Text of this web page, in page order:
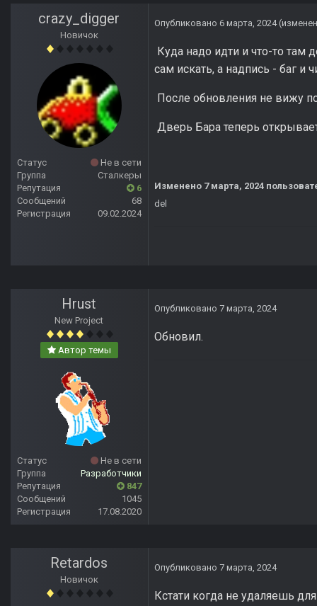
crazy_digger
Новичок
Статус
Не в сети
Группа
Сталкеры
Репутация
6
Сообщений
68
Регистрация
09.02.2024
Опубликовано 6 марта, 2024
Куда надо идти и что-то там
сам искать, а надпись - баг и
После обновления не вижу
Дверь Бара теперь
Изменено 7 марта, 2024
del
Hrust
New Project
Автор темы
Статус
Не в сети
Группа
Разработчики
Репутация
847
Сообщений
1045
Регистрация
17.08.2020
Опубликовано 7 марта, 2024
Обновил.
Retardos
Новичок
Опубликовано 7 марта, 2024
Кстати когда не удаляешь